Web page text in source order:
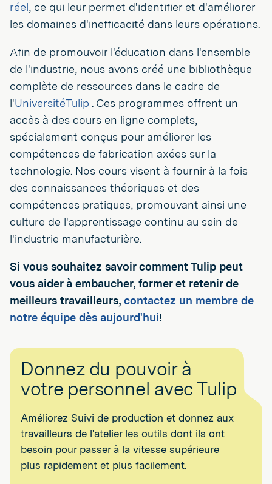
réel, ce qui leur permet d'identifier et d'améliorer
les domaines d'inefficacité dans leurs opérations.
Afin de promouvoir l'éducation dans l'ensemble
de l'industrie, nous avons créé une bibliothèque
complète de ressources dans le cadre de
l'UniversitéTulip . Ces programmes offrent un
accès à des cours en ligne complets,
spécialement conçus pour améliorer les
compétences de fabrication axées sur la
technologie. Nos cours visent à fournir à la fois
des connaissances théoriques et des
compétences pratiques, promouvant ainsi une
culture de l'apprentissage continu au sein de
l'industrie manufacturière.
Si vous souhaitez savoir comment Tulip peut
vous aider à embaucher, former et retenir de
meilleurs travailleurs, contactez un membre de
notre équipe dès aujourd'hui!
Donnez du pouvoir à
votre personnel avec Tulip
Améliorez Suivi de production et donnez aux
travailleurs de l'atelier les outils dont ils ont
besoin pour passer à la vitesse supérieure
plus rapidement et plus facilement.